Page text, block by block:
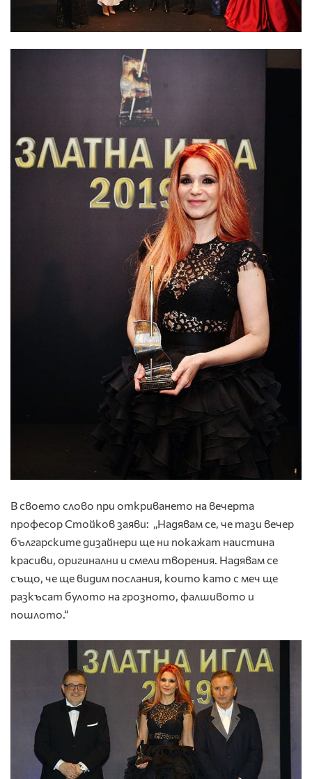
В своето слово при откриването на вечерта
професор Стойков заяви: „Надявам се, че тази вечер
българските дизайнери ще ни покажат наистина
красиви, оригинални и смели творения. Надявам се
също, че ще видим послания, които като с меч ще
разкъсат булото на грозното, фалшивото и
пошлото.“